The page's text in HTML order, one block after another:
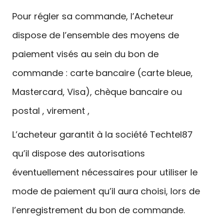
Pour régler sa commande, l’Acheteur
dispose de l’ensemble des moyens de
paiement visés au sein du bon de
commande : carte bancaire (carte bleue,
Mastercard, Visa), chèque bancaire ou
postal , virement ,
L’acheteur garantit à la société Techtel87
qu’il dispose des autorisations
éventuellement nécessaires pour utiliser le
mode de paiement qu’il aura choisi, lors de
l’enregistrement du bon de commande.